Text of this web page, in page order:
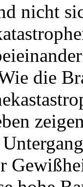
nicht
die